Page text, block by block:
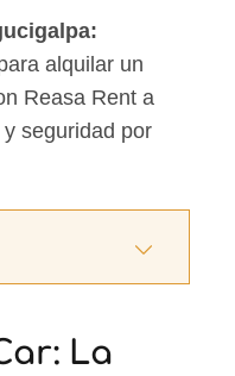
alquilar un
Reasa Rent a
y seguridad por
La